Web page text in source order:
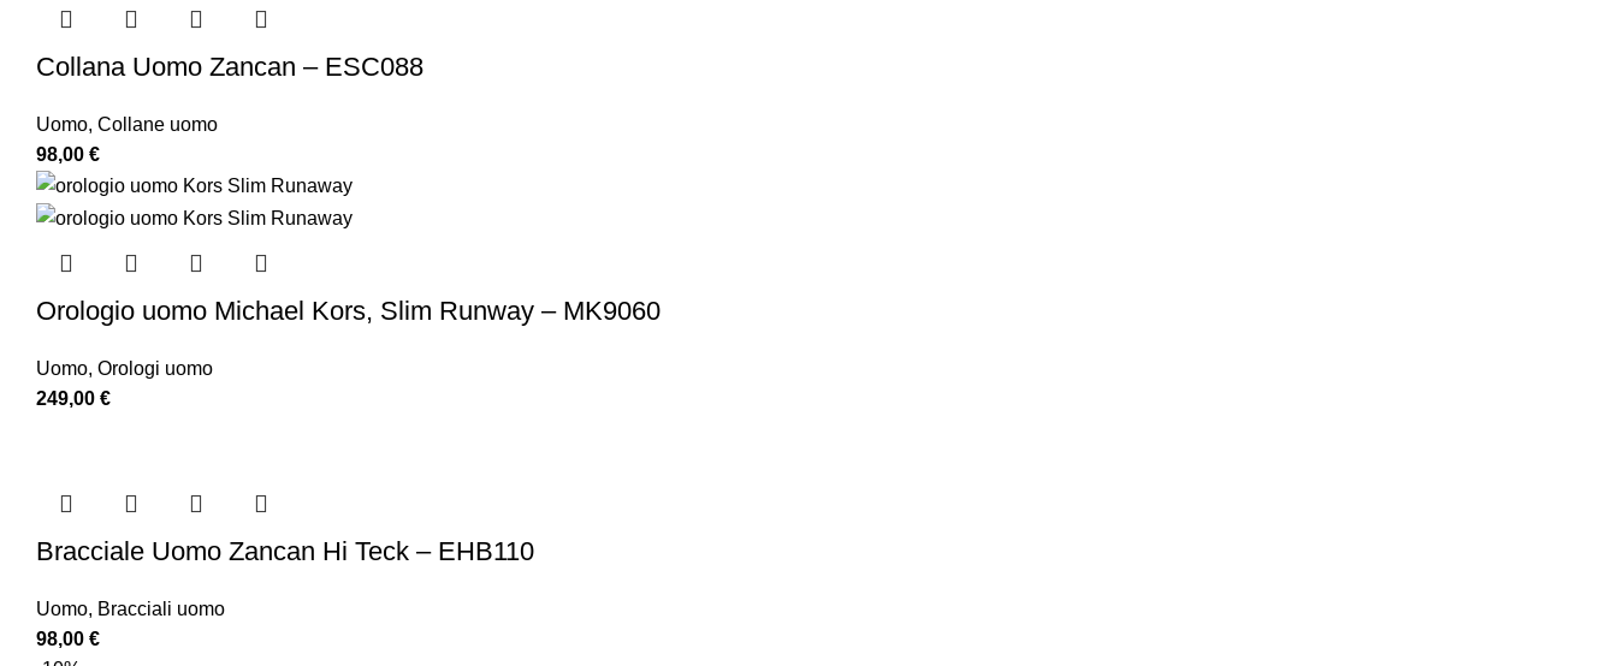
Collana Uomo Zancan – ESC088
Uomo, Collane uomo
98,00 €
Orologio uomo Michael Kors, Slim Runway – MK9060
Uomo, Orologi uomo
249,00 €
Bracciale Uomo Zancan Hi Teck – EHB110
Uomo, Bracciali uomo
98,00 €